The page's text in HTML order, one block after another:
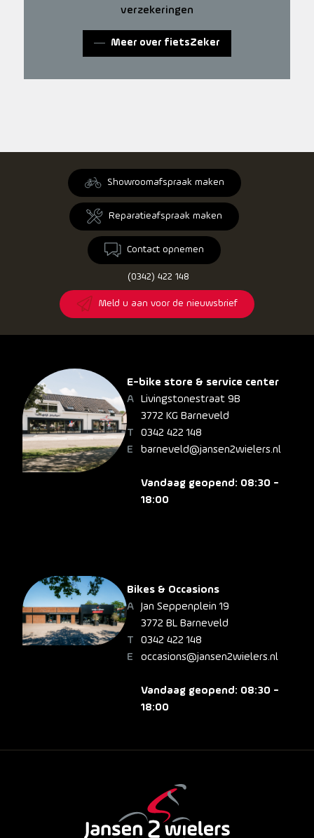
verzekeringen
Meer over fietsZeker
Showroomafspraak maken
Reparatieafspraak maken
Contact opnemen
(0342) 422 148
Meld u aan voor de nieuwsbrief
E-bike store & service center
Livingstonestraat 9B
3772 KG Barneveld
0342 422 148
barneveld@jansen2wielers.nl
Vandaag geopend: 08:30 -
18:00
Bikes & Occasions
Jan Seppenplein 19
3772 BL Barneveld
0342 422 148
occasions@jansen2wielers.nl
Vandaag geopend: 08:30 -
18:00